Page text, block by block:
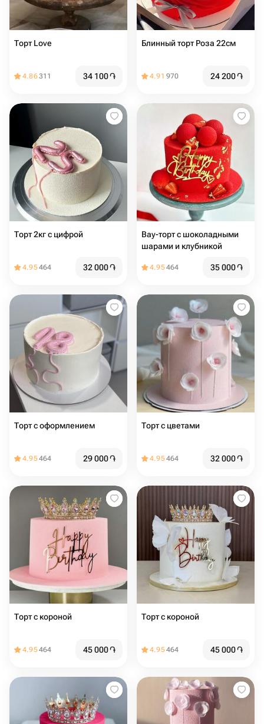
Торт Love
4.86311 34 100֏
Блинный торт Роза 22см
4.91 970 24 200֏
Торт 2кг с цифрой
4.95464 32 000֏
Вау-торт с шоколадными
шарами и клубникой
4.95464 35 000֏
Торт с оформлением
4.95464 29 000֏
Торт с цветами
4.95464 32 000֏
Торт с короной
4.95464 45 000֏
Торт с короной
4.95464 45 000֏